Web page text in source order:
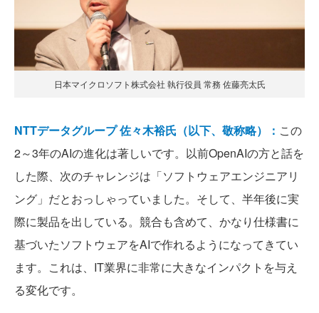
日本マイクロソフト株式会社 執行役員 常務 佐藤亮太氏
NTTデータグループ 佐々木裕氏（以下、敬称略）： この
2～3年のAIの進化は著しいです。以前OpenAIの方と話を
した際、次のチャレンジは「ソフトウェアエンジニアリ
ング」だとおっしゃっていました。そして、半年後に実
際に製品を出している。競合も含めて、かなり仕様書に
基づいたソフトウェアをAIで作れるようになってきてい
ます。これは、IT業界に非常に大きなインパクトを与え
る変化です。